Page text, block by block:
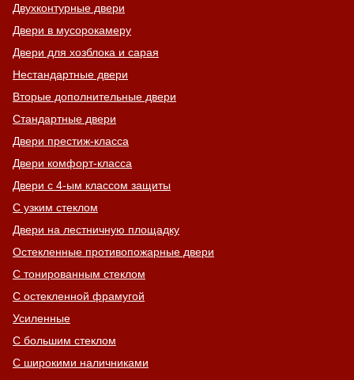
Двухконтурные двери
Двери в мусорокамеру
Двери для хозблока и сарая
Нестандартные двери
Вторые дополнительные двери
Стандартные двери
Двери престиж-класса
Двери комфорт-класса
Двери с 4-ым классом защиты
С узким стеклом
Двери на лестничную площадку
Остекленные противопожарные двери
С тонированным стеклом
С остекленной фрамугой
Усиленные
С большим стеклом
С широкими наличниками